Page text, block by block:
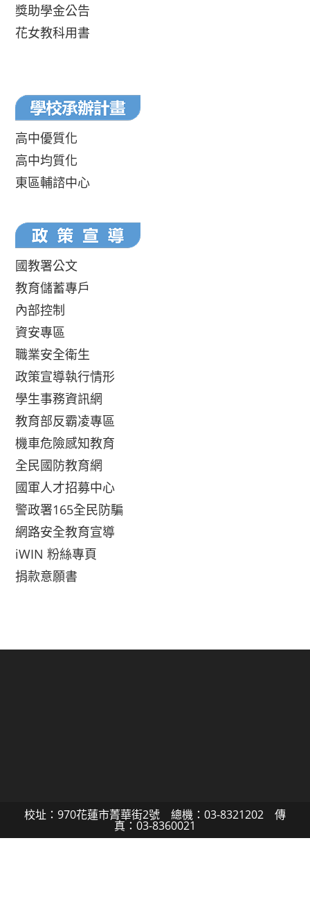
獎助學金公告
花女教科用書
高中優質化
高中均質化
東區輔諮中心
國教署公文
教育儲蓄專戶
內部控制
資安專區
職業安全衛生
政策宣導執行情形
學生事務資訊網
教育部反霸凌專區
機車危險感知教育
全民國防教育網
國軍人才招募中心
警政署165全民防騙
網路安全教育宣導
iWIN 粉絲專頁
捐款意願書
校址：970花蓮市菁華街2號 總機：03-8321202 傳
真：03-8360021